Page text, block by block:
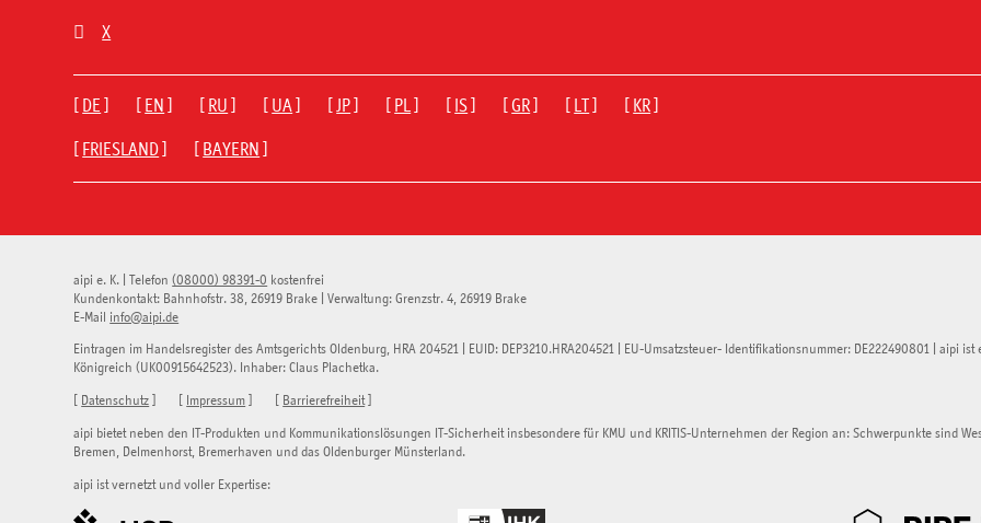
 X
DE EN RU UA ] [JP PL IS ] [GR LT KR
FRIESLAND BAYERN
aipi e. K. |Telefon(08000) 98391-0 kostenfrei
Kundenkontakt: Bahnhofstr. 38,26919 Brake | Verwaltung:Grenzstr. 4,26919 Brake
E-Mail info@aipi.de
Eintragen im Handelsregister des Amtsgerichts Oldenburg, HRA 204521 | EUID: DEP3210.HRA204521 | EU-Umsatzsteuer- Identifikationsnummer: DE222490801 | aipi
Königreich (UK00915642523). Inhaber: Claus Plachetka.
Datenschutz Impressum Barrierefreiheit]
aipi bietet neben den IT-Produkten und Kommunikationslösungen IT-Sicherheit insbesondere für KMU und KRITIS-Unternehmen der Region an: Schwerpunkte sind
Bremen, Delmenhorst, Bremerhaven und das Oldenburger Münsterland.
aipi ist vernetzt und voller Expertise: